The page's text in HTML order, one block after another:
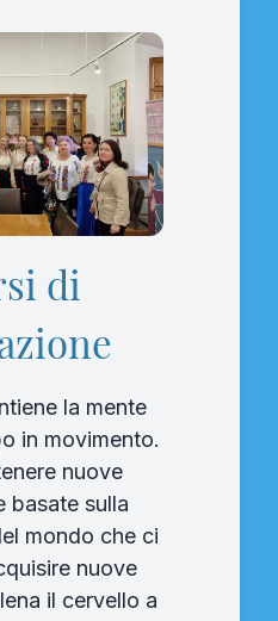
di
la mente
in movimento.
nuove
basate sulla
mondo che ci
nuove
il cervello a